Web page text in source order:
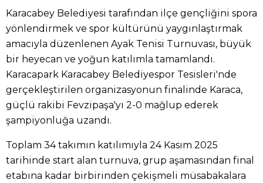
Karacabey Belediyesi tarafından ilçe gençliğini spora
yönlendirmek ve spor kültürünü yaygınlaştırmak
amacıyla düzenlenen Ayak Tenisi Turnuvası, büyük
bir heyecan ve yoğun katılımla tamamlandı.
Karacapark Karacabey Belediyespor Tesisleri'nde
gerçekleştirilen organizasyonun finalinde Karaca,
güçlü rakibi Fevzipaşa'yı 2-0 mağlup ederek
şampiyonluğa uzandı.
Toplam 34 takımın katılımıyla 24 Kasım 2025
tarihinde start alan turnuva, grup aşamasından final
etabına kadar birbirinden çekişmeli müsabakalara